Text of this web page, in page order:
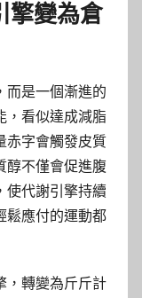
擎變為倉
而是一個漸進的
，看似達成減脂
赤字會觸發皮質
醇不僅會促進腹
使代謝引擎持續
鬆應付的運動都
，轉變為斤斤計